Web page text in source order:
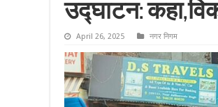
उद्घाटन:
April 26, 2025 नगर निगम